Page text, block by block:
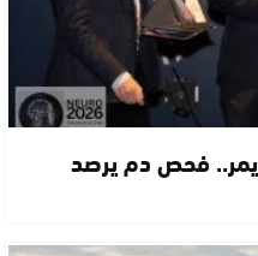
فحص دم يرصد